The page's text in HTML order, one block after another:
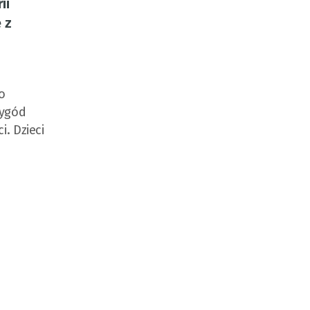
z
Dzieci